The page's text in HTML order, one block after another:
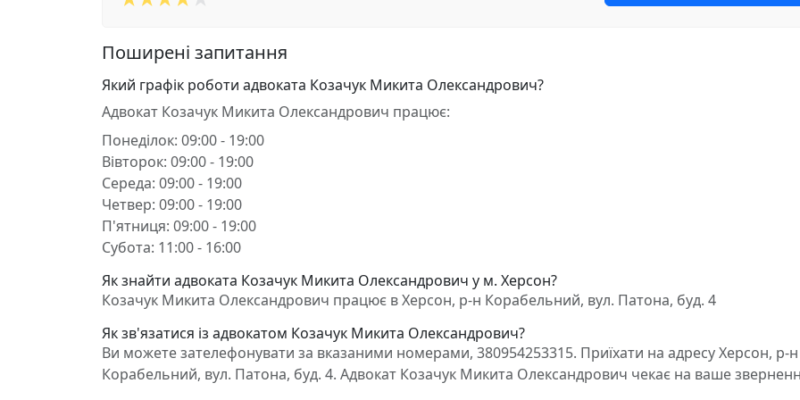
Поширені запитання
Який графік роботи адвоката Козачук Микита Олександрович?
Адвокат Козачук Микита Олександрович працює:
Понеділок: 09:00 - 19:00
Вівторок: 09:00 - 19:00
Середа: 09:00 - 19:00
Четвер: 09:00 - 19:00
П'ятниця: 09:00 - 19:00
Субота: 11:00 - 16:00
Як знайти адвоката Козачук Микита Олександрович у м. Херсон?
Козачук Микита Олександрович працює в Херсон, р-н Корабельний, вул. Патона, буд. 4
Як зв'язатися із адвокатом Козачук Микита Олександрович?
Ви можете зателефонувати за вказаними номерами, 380954253315. Приїхати на адресу Херсон, р-н
Корабельний, вул. Патона, буд. 4. Адвокат Козачук Микита Олександрович чекає на ваше